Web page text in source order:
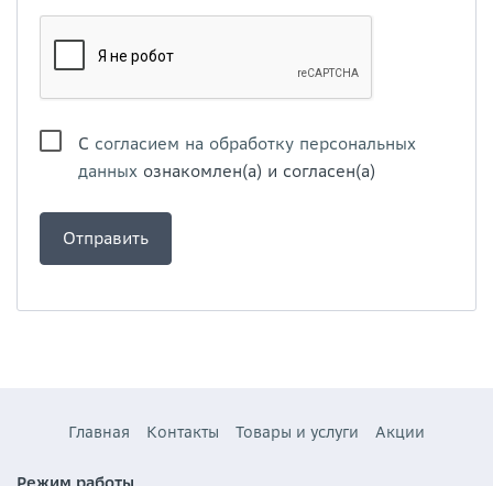
С согласием на обработку персональных
данных ознакомлен(а) и согласен(а)
Главная Контакты Товары и услуги Акции